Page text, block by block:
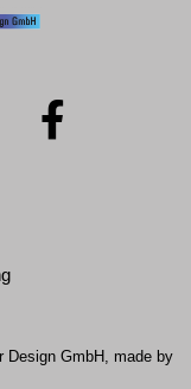
Design GmbH, made by